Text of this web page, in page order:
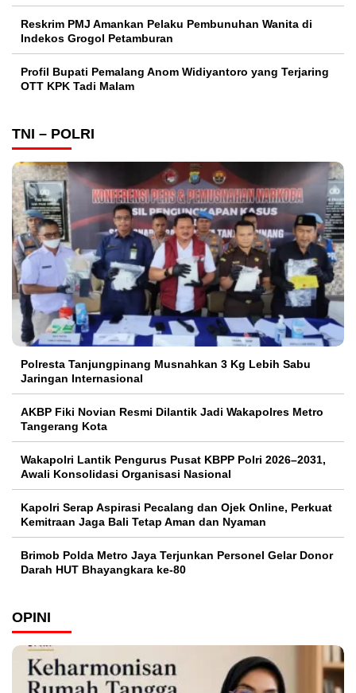
Reskrim PMJ Amankan Pelaku Pembunuhan Wanita di
Indekos Grogol Petamburan
Profil Bupati Pemalang Anom Widiyantoro yang Terjaring
OTT KPK Tadi Malam
TNI – POLRI
Polresta Tanjungpinang Musnahkan 3 Kg Lebih Sabu
Jaringan Internasional
AKBP Fiki Novian Resmi Dilantik Jadi Wakapolres Metro
Tangerang Kota
Wakapolri Lantik Pengurus Pusat KBPP Polri 2026–2031,
Awali Konsolidasi Organisasi Nasional
Kapolri Serap Aspirasi Pecalang dan Ojek Online, Perkuat
Kemitraan Jaga Bali Tetap Aman dan Nyaman
Brimob Polda Metro Jaya Terjunkan Personel Gelar Donor
Darah HUT Bhayangkara ke-80
OPINI